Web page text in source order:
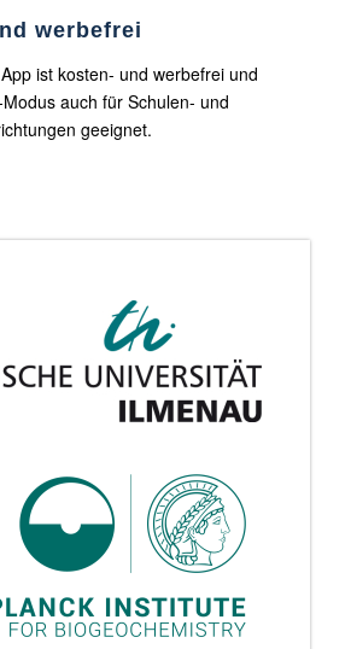
werbefrei
ist kosten- und werbefrei und
auch für Schulen- und
geeignet.